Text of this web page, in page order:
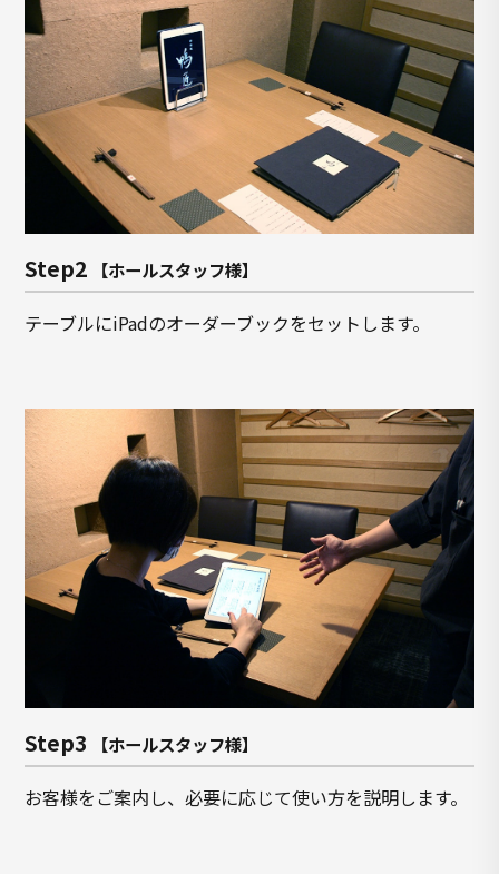
Step2 【ホールスタッフ様】
テーブルにiPadのオーダーブックをセットします。
Step3 【ホールスタッフ様】
お客様をご案内し、必要に応じて使い方を説明します。